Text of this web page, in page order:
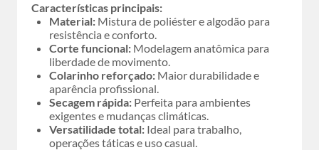
Características principais:
Material: Mistura de poliéster e algodão para
resistência e conforto.
Corte funcional: Modelagem anatômica para
liberdade de movimento.
Colarinho reforçado: Maior durabilidade e
aparência profissional.
Secagem rápida: Perfeita para ambientes
exigentes e mudanças climáticas.
Versatilidade total: Ideal para trabalho,
operações táticas e uso casual.